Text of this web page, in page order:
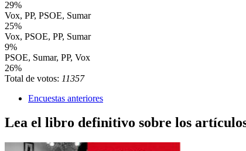
29%
Vox, PP, PSOE, Sumar
25%
Vox, PSOE, PP, Sumar
9%
PSOE, Sumar, PP, Vox
26%
Total de votos: 11357
Encuestas anteriores
Lea el libro definitivo sobre los